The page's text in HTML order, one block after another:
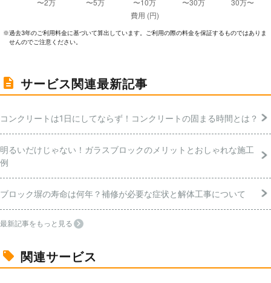
※過去3年のご利⽤料⾦に基づいて算出しています。ご利⽤の際の料⾦を保証するものではありま
せんのでご注意ください。
サービス関連最新記事
コンクリートは1日にしてならず！コンクリートの固まる時間とは？
明るいだけじゃない！ガラスブロックのメリットとおしゃれな施工
例
ブロック塀の寿命は何年？補修が必要な症状と解体工事について
最新記事をもっと見る
関連サービス